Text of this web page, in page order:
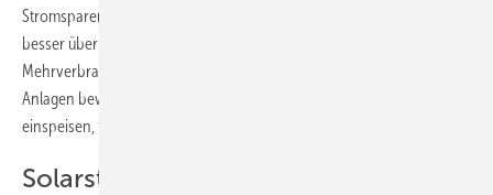
Stromsparen. Klimaschutzagenturen und Energieberater sollten
besser über finanzielle und auch ökologische Effekte des
Mehrverbrauchs aufklären. Bisher ist noch wenigen Besitzern von PV-
Anlagen bewusst, dass jede Kilowattstunde Solarstrom, die sie
einspeisen, für die Energiewende gebraucht wird.“
Solarstrom einzuspeisen muss